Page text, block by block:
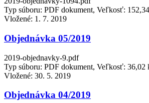
Typ súboru: PDF dokument, Veľkosť:
Vložené: 1. 7. 2019
Objednávka 05/2019
2019-objednavky-9.pdf
Typ súboru: PDF dokument, Veľkosť: 36,02
Vložené: 30. 5. 2019
Objednávka 04/2019